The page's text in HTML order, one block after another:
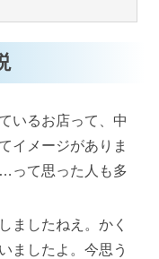
いるお店って、中
イメージがありま
って思った人も多
ましたねえ。かく
ましたよ。今思う